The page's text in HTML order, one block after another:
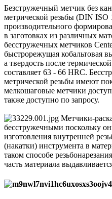
Безстружечный метчик без
метрической резьбы (DIN ISO
производительного
в заготовках из различных
бесстружечных метчиков
быстрорежущая кобальтовая
а твердость после
составляет 63 - 66 HRC.
метрической резьбы имеют
мелкошаговые метчики
также доступно по запросу.
Метчики-
бесстружечными поскольку
изготовления внутренней
(накатки) инструмента в
таком способе
часть материала